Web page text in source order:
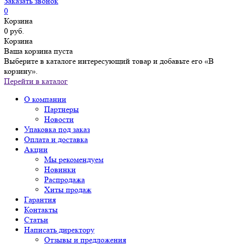
0
Корзина
0 руб.
Корзина
Ваша корзина пуста
Выберите в каталоге интересующий товар и добавьте его «В
корзину».
Перейти в каталог
О компании
Партнеры
Новости
Упаковка под заказ
Оплата и доставка
Акции
Мы рекомендуем
Новинки
Распродажа
Хиты продаж
Гарантия
Контакты
Статьи
Написать директору
Отзывы и предложения